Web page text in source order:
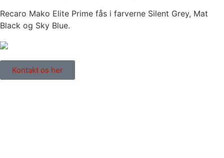
Recaro Mako Elite Prime fås i farverne Silent Grey, Mat
Black og Sky Blue.
Kontakt os her